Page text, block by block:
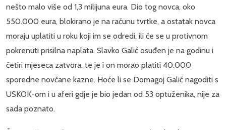
nešto malo više od 1,3 milijuna eura. Dio tog novca, oko
550.000 eura, blokirano je na računu tvrtke, a ostatak novca
moraju uplatiti u roku koji im se odredi, ili će se u protivnom
pokrenuti prisilna naplata. Slavko Galić osuđen je na godinu i
četiri mjeseca zatvora, te je i on morao platiti 40.000
sporedne novčane kazne. Hoće li se Domagoj Galić nagoditi s
USKOK-om i u aferi gdje je bio jedan od 53 optuženika, nije za
sada poznato.